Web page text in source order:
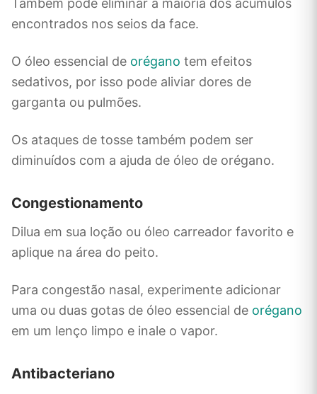
Também pode eliminar a maioria dos acúmulos
encontrados nos seios da face.
O óleo essencial de orégano tem efeitos
sedativos, por isso pode aliviar dores de
garganta ou pulmões.
Os ataques de tosse também podem ser
diminuídos com a ajuda de óleo de orégano.
Congestionamento
Dilua em sua loção ou óleo carreador favorito e
aplique na área do peito.
Para congestão nasal, experimente adicionar
uma ou duas gotas de óleo essencial de orégano
em um lenço limpo e inale o vapor.
Antibacteriano